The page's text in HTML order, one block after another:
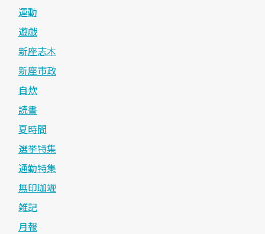
運動
遊戯
新座志木
新座市政
自炊
読書
夏時間
選挙特集
通勤特集
無印珈竰
雑記
月報